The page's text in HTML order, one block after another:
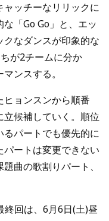
ャッチーなリリックに
「Go Go」と、エッ
なダンスが印象的な
が2チームに分か
ンスする。
ョンスンから順番
候補していく。順位
パートでも優先的に
ートは変更できない
曲の歌割りパート、
終回は、6月6日(土)昼